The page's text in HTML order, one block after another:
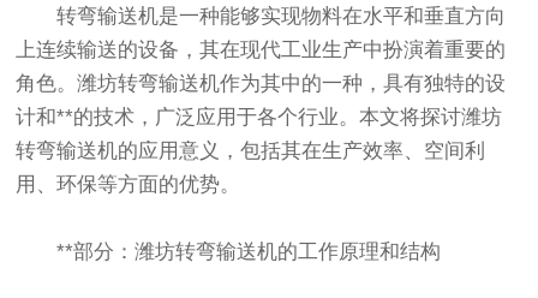
转弯输送机是一种能够实现物料在水平和垂直方向
上连续输送的设备，其在现代工业生产中扮演着重要的
角色。潍坊转弯输送机作为其中的一种，具有独特的设
计和**的技术，广泛应用于各个行业。本文将探讨潍坊
转弯输送机的应用意义，包括其在生产效率、空间利
用、环保等方面的优势。
**部分：潍坊转弯输送机的工作原理和结构